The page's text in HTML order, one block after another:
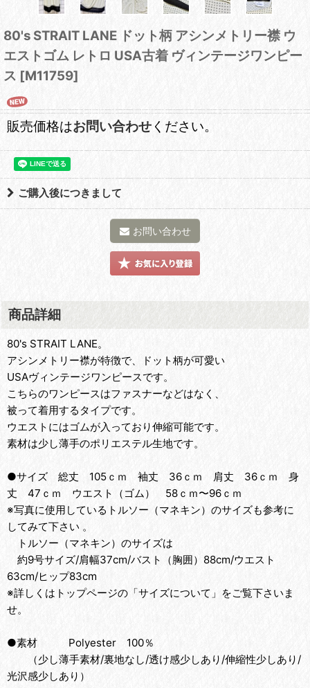
80's STRAIT LANE ドット柄 アシンメトリー襟 ウ
エストゴム レトロ USA古着 ヴィンテージワンピー
ス [M11759]
販売価格はお問い合わせ ください。
ご購入後につきまして
お問い合わせ
商品詳細
80's STRAIT LANE。
アシンメトリー襟が特徴で、ドット柄が可愛い
USAヴィンテージワンピースです。
こちらのワンピースはファスナーなどはなく、
被って着用するタイプです。
ウエストにはゴムが入っており伸縮可能です。
素材は少し薄手のポリエステル生地です。
●サイズ 総丈 105ｃｍ 袖丈 36ｃｍ 肩丈 36ｃｍ 身
丈 47ｃｍ ウエスト（ゴム） 58ｃｍ〜96ｃｍ
※写真に使用しているトルソー（マネキン）のサイズも参考に
してみて下さい 。
トルソー（マネキン）のサイズは
約9号サイズ/肩幅37cm/バスト（胸囲）88cm/ウエスト
63cm/ヒップ83cm
※詳しくはトップページの「サイズについて」をご覧下さいま
せ。
●素材 Polyester 100％
（少し薄手素材/裏地なし/透け感少しあり/伸縮性少しあり/
光沢感少しあり）